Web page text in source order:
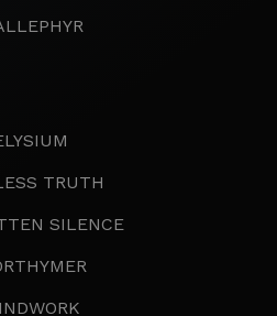
TRUTH
SILENCE